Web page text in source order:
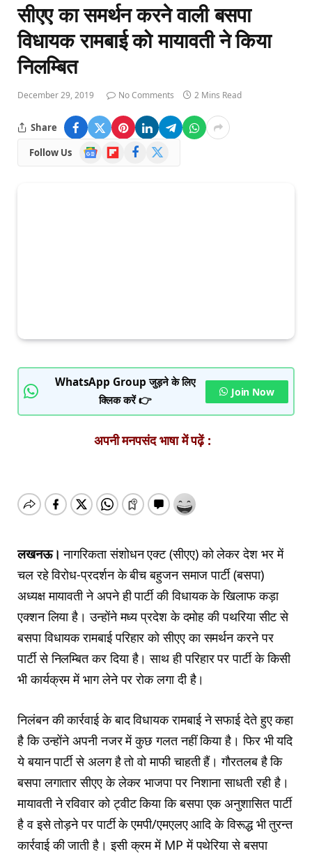
सीएए का समर्थन करने वाली बसपा
विधायक रामबाई को मायावती ने ​किया
निलम्बित
December 29, 2019 No Comments 2 Mins Read
Share
Follow Us
Google
News
FlipboardFacebook
WhatsApp Group जुड़ने के लिए
क्लिक करें 👉
Join Now
अपनी मनपसंद भाषा में पढ़ें :
लखनऊ। नागरिकता संशोधन एक्ट (सीएए) को लेकर देश भर में
चल रहे विरोध-प्रदर्शन के बीच बहुजन समाज पार्टी (बसपा)
अध्यक्ष मायावती ने अपने ही पार्टी की विधायक के खिलाफ कड़ा
एक्शन लिया है। उन्होंने मध्य प्रदेश के दमोह की पथरिया सीट से
बसपा विधायक रामबाई परिहार को सीएए का समर्थन करने पर
पार्टी से निलम्बित कर दिया है। साथ ही परिहार पर पार्टी के किसी
भी कार्यक्रम में भाग लेने पर रोक लगा दी है।
निलंबन की कार्रवाई के बाद विधायक रामबाई ने सफाई देते हुए कहा
है कि उन्होंने अपनी नजर में कुछ गलत नहीं किया है। फिर भी यदि
ये बयान पार्टी से अलग है तो वो माफी चाहती हैं। गौरतलब है कि
बसपा लगातार सीएए के लेकर भाजपा पर निशाना साधती रही है।
मायावती ने ​रविवार को ट्वीट किया कि बसपा एक अनुशासित पार्टी
है व इसे तोड़ने पर पार्टी के एमपी/एमएलए आदि के विरूद्ध भी तुरन्त
कार्रवाई की जाती है। इसी क्रम में MP में पथेरिया से बसपा